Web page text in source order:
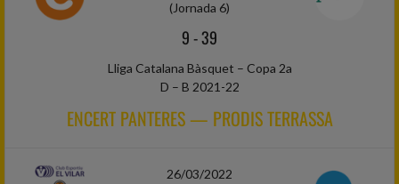
(Jornada 6)
9-39
Lliga Catalana Bàsquet – Copa 2a
D – B 2021-22
ENCERT PANTERES — PRODIS TERRASSA
26/03/2022